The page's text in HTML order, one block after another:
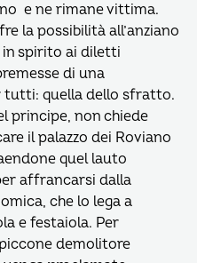
e ne rimane vittima.
la possibilità all’anziano
spirito ai diletti
di una
tutti: quella dello sfratto.
principe, non chiede
il palazzo dei Roviano
quel lauto
affrancarsi dalla
che lo lega a
e festaiola. Per
demolitore